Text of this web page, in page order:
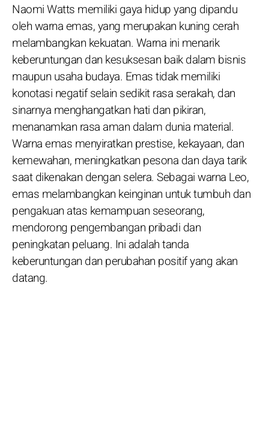
Naomi Watts memiliki gaya hidup yang dipandu
oleh warna emas, yang merupakan kuning cerah
melambangkan kekuatan. Warna ini menarik
keberuntungan dan kesuksesan baik dalam bisnis
maupun usaha budaya. Emas tidak memiliki
konotasi negatif selain sedikit rasa serakah, dan
sinarnya menghangatkan hati dan pikiran,
menanamkan rasa aman dalam dunia material.
Warna emas menyiratkan prestise, kekayaan, dan
kemewahan, meningkatkan pesona dan daya tarik
saat dikenakan dengan selera. Sebagai warna Leo,
emas melambangkan keinginan untuk tumbuh dan
pengakuan atas kemampuan seseorang,
mendorong pengembangan pribadi dan
peningkatan peluang. Ini adalah tanda
keberuntungan dan perubahan positif yang akan
datang.